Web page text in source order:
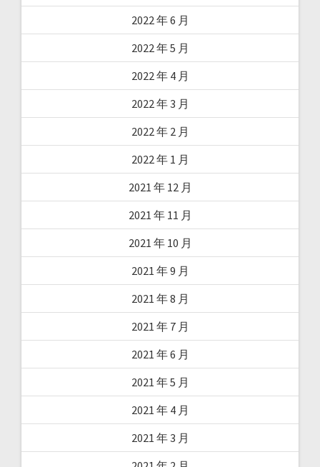
2022 年 6 月
2022 年 5 月
2022 年 4 月
2022 年 3 月
2022 年 2 月
2022 年 1 月
2021 年 12 月
2021 年 11 月
2021 年 10 月
2021 年 9 月
2021 年 8 月
2021 年 7 月
2021 年 6 月
2021 年 5 月
2021 年 4 月
2021 年 3 月